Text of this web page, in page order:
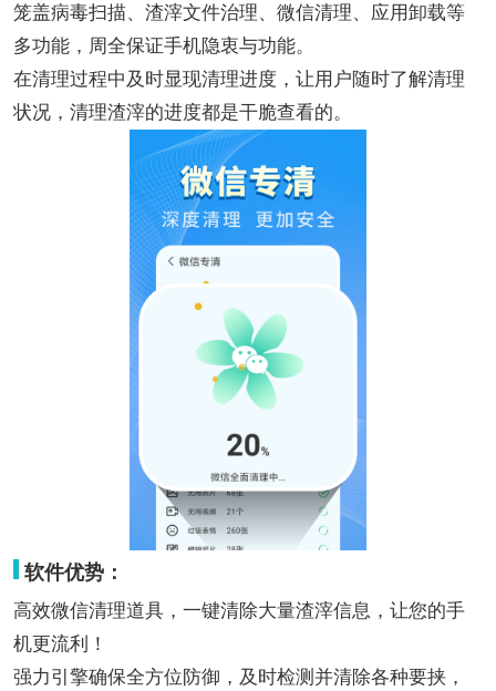
笼盖病毒扫描、渣滓文件治理、微信清理、应用卸载等
多功能，周全保证手机隐衷与功能。
在清理过程中及时显现清理进度，让用户随时了解清理
状况，清理渣滓的进度都是干脆查看的。
软件优势：
高效微信清理道具，一键清除大量渣滓信息，让您的手
机更流利！
强力引擎确保全方位防御，及时检测并清除各种要挟，